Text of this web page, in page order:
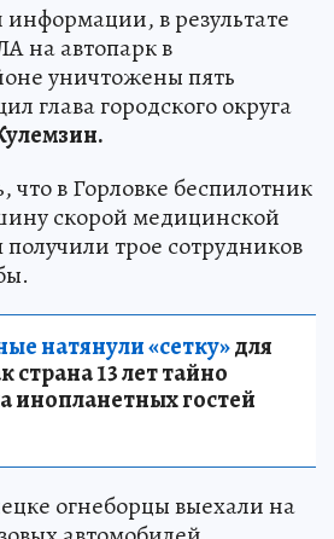
в результате
на автопарк в
уничтожены пять
глава городского округа
что в Горловке беспилотник
скорой медицинской
трое сотрудников
натянули «сетку»для
13 лет тайно
инопланетных гостей
огнеборцы выехали на